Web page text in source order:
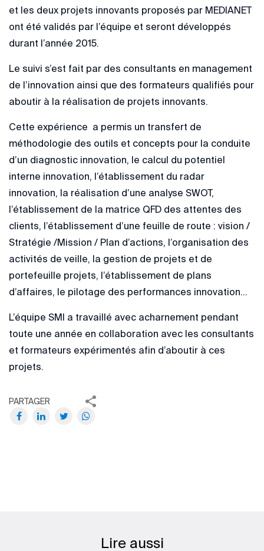
et les deux projets innovants proposés par MEDIANET
ont été validés par l’équipe et seront développés
durant l’année 2015.
Le suivi s’est fait par des consultants en management
de l’innovation ainsi que des formateurs qualifiés pour
aboutir à la réalisation de projets innovants.
Cette expérience a permis un transfert de
méthodologie des outils et concepts pour la conduite
d’un diagnostic innovation, le calcul du potentiel
interne innovation, l’établissement du radar
innovation, la réalisation d’une analyse SWOT,
l’établissement de la matrice QFD des attentes des
clients, l’établissement d’une feuille de route : vision /
Stratégie /Mission / Plan d’actions, l’organisation des
activités de veille, la gestion de projets et de
portefeuille projets, l’établissement de plans
d’affaires, le pilotage des performances innovation...
L’équipe SMI a travaillé avec acharnement pendant
toute une année en collaboration avec les consultants
et formateurs expérimentés afin d’aboutir à ces
projets.
PARTAGER
Lire aussi